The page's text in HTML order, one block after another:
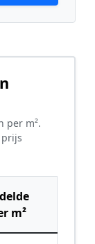
per m².
m²